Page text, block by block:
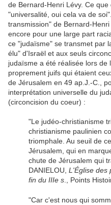
de Bernard-Henri Lévy. Ce
"universalité, oui cela va de
transmission" de Bernard-
encore pour une large part
ce "judaïsme" se transmet par
élu" d'Israël et aux seuls
judaïsme a été réalisée lors
proprement juifs qui étaient
de Jérusalem en 49 ap.J.-C.,
interprétation universelle du
(circoncision du coeur) :
"Le judéo-christianisme
christianisme paulinien
triomphale. Au seuil de
Jérusalem, qui en
chute de Jérusalem qui
DANIELOU, L'Église des
fin du IIIe s ., Points
"Car c'est nous qui